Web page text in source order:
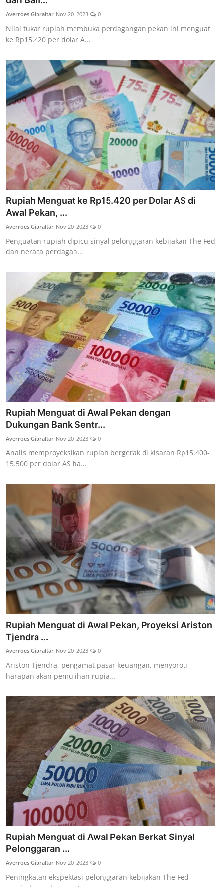
Lainya
Averroes Gibraltar Nov 20, 2023 0
Nilai tukar rupiah membuka perdagangan pekan ini menguat
ke Rp15.420 per dolar A...
Rupiah Menguat ke Rp15.420 per Dolar AS di
Awal Pekan, ...
Averroes Gibraltar Nov 20, 2023 0
Penguatan rupiah dipicu sinyal pelonggaran kebijakan The Fed
dan neraca perdagan...
Rupiah Menguat di Awal Pekan dengan
Dukungan Bank Sentr...
Averroes Gibraltar Nov 20, 2023 0
Analis memproyeksikan rupiah bergerak di kisaran Rp15.400-
15.500 per dolar AS ha...
Rupiah Menguat di Awal Pekan, Proyeksi Ariston
Tjendra ...
Averroes Gibraltar Nov 20, 2023 0
Ariston Tjendra, pengamat pasar keuangan, menyoroti
harapan akan pemulihan rupia...
Rupiah Menguat di Awal Pekan Berkat Sinyal
Pelonggaran ...
Averroes Gibraltar Nov 20, 2023 0
Peningkatan ekspektasi pelonggaran kebijakan The Fed